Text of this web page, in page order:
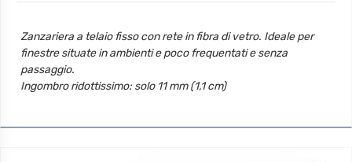
Zanzariera a telaio fisso con rete in fibra di vetro. Ideale per
finestre situate in ambienti e poco frequentati e senza
passaggio.
Ingombro ridottissimo: solo 11 mm (1,1 cm)